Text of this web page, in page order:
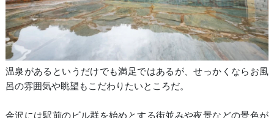
温泉があるというだけでも満足ではあるが、せっかくならお風
呂の雰囲気や眺望もこだわりたいところだ。
金沢には駅前のビル群を始めとする街並みや夜景などの景色が